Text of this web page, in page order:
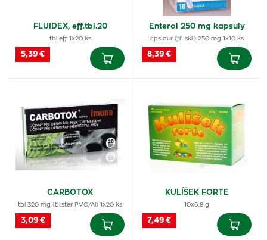
FLUIDEX, eff.tbl.20
tbl eff 1x20 ks
5,39 €
Enterol 250 mg kapsuly
cps dur (fľ. skl.) 250 mg 1x10 ks
8,39 €
CARBOTOX
tbl 320 mg (blister PVC/Al) 1x20 ks
3,09 €
KULÍŠEK FORTE
10x6,8 g
7,49 €